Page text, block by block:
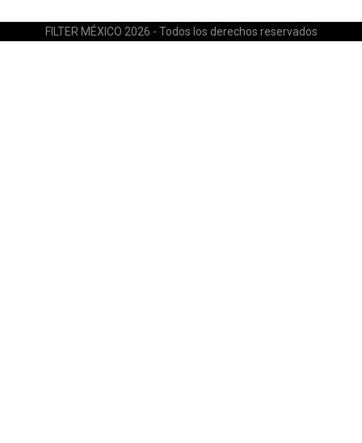
FILTER MÉXICO 2026 - Todos los derechos reservados